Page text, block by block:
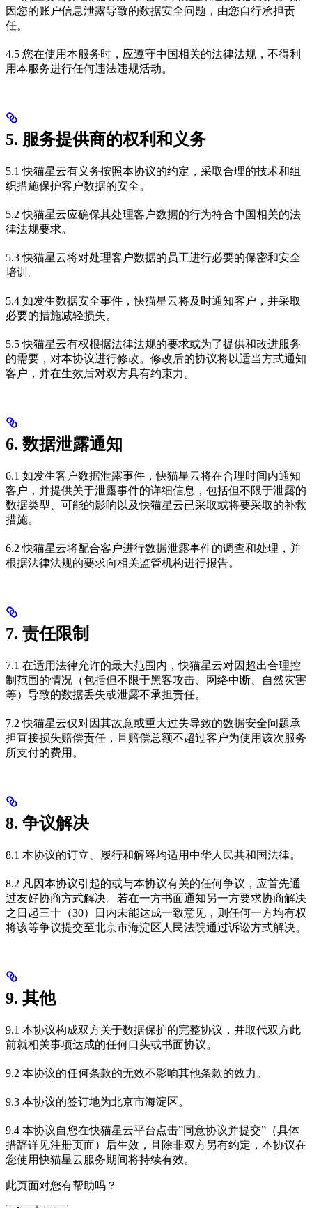
因您的账户信息泄露导致的数据安全问题，由您自行承担责
任。
4.5 您在使用本服务时，应遵守中国相关的法律法规，不得利
用本服务进行任何违法违规活动。
5. 服务提供商的权利和义务
5.1 快猫星云有义务按照本协议的约定，采取合理的技术和组
织措施保护客户数据的安全。
5.2 快猫星云应确保其处理客户数据的行为符合中国相关的法
律法规要求。
5.3 快猫星云将对处理客户数据的员工进行必要的保密和安全
培训。
5.4 如发生数据安全事件，快猫星云将及时通知客户，并采取
必要的措施减轻损失。
5.5 快猫星云有权根据法律法规的要求或为了提供和改进服务
的需要，对本协议进行修改。修改后的协议将以适当方式通知
客户，并在生效后对双方具有约束力。
6. 数据泄露通知
6.1 如发生客户数据泄露事件，快猫星云将在合理时间内通知
客户，并提供关于泄露事件的详细信息，包括但不限于泄露的
数据类型、可能的影响以及快猫星云已采取或将要采取的补救
措施。
6.2 快猫星云将配合客户进行数据泄露事件的调查和处理，并
根据法律法规的要求向相关监管机构进行报告。
7. 责任限制
7.1 在适用法律允许的最大范围内，快猫星云对因超出合理控
制范围的情况（包括但不限于黑客攻击、网络中断、自然灾害
等）导致的数据丢失或泄露不承担责任。
7.2 快猫星云仅对因其故意或重大过失导致的数据安全问题承
担直接损失赔偿责任，且赔偿总额不超过客户为使用该次服务
所支付的费用。
8. 争议解决
8.1 本协议的订立、履行和解释均适用中华人民共和国法律。
8.2 凡因本协议引起的或与本协议有关的任何争议，应首先通
过友好协商方式解决。若在一方书面通知另一方要求协商解决
之日起三十（30）日内未能达成一致意见，则任何一方均有权
将该等争议提交至北京市海淀区人民法院通过诉讼方式解决。
9. 其他
9.1 本协议构成双方关于数据保护的完整协议，并取代双方此
前就相关事项达成的任何口头或书面协议。
9.2 本协议的任何条款的无效不影响其他条款的效力。
9.3 本协议的签订地为北京市海淀区。
9.4 本协议自您在快猫星云平台点击”同意协议并提交”（具体
措辞详见注册页面）后生效，且除非双方另有约定，本协议在
您使用快猫星云服务期间将持续有效。
此页面对您有帮助吗？